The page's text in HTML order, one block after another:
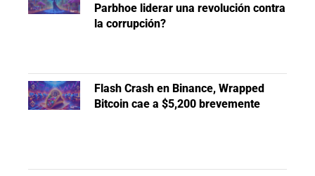
Parbhoe liderar una revolución contra
la corrupción?
Flash Crash en Binance, Wrapped
Bitcoin cae a $5,200 brevemente